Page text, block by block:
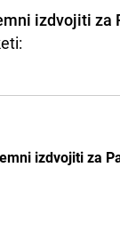
izdvojiti za
izdvojiti za